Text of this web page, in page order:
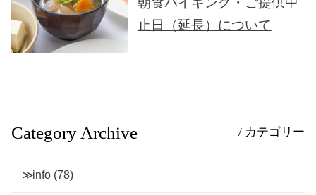
止日（延長）について
Category Archive / カテゴリー
info (78)